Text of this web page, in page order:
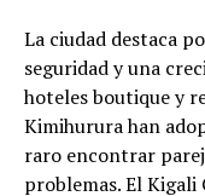
La ciudad destaca
seguridad y una
hoteles boutique y
Kimihurura han
raro encontrar
problemas. El Kigali